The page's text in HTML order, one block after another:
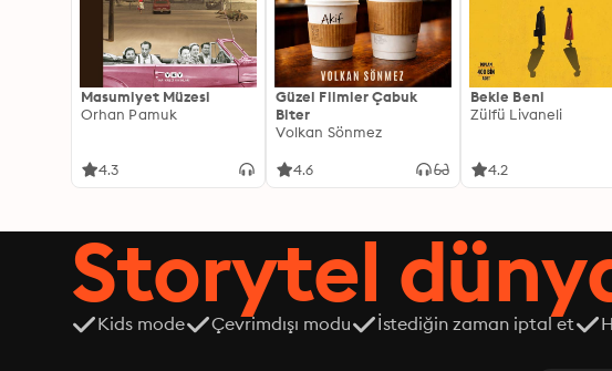
Masumiyet Müzesi
Orhan Pamuk
4.3
Güzel Filmler Çabuk
Biter
Volkan Sönmez
4.6
Bekle Beni
Zülfü Livaneli
4.2
Storytel
Kids mode Çevrimdışı modu İstediğin zaman iptal et